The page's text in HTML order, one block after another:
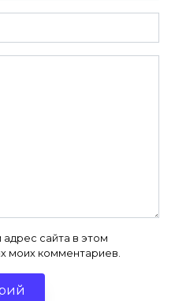
сайта в этом
моих комментариев.